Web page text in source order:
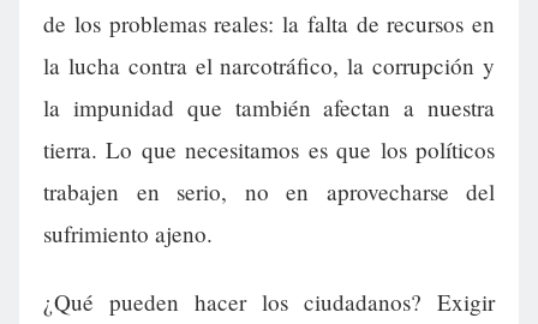
de los problemas reales: la falta de recursos en
la lucha contra el narcotráfico, la corrupción y
la impunidad que también afectan a nuestra
tierra. Lo que necesitamos es que los políticos
trabajen en serio, no en aprovecharse del
sufrimiento ajeno.
¿Qué pueden hacer los ciudadanos? Exigir